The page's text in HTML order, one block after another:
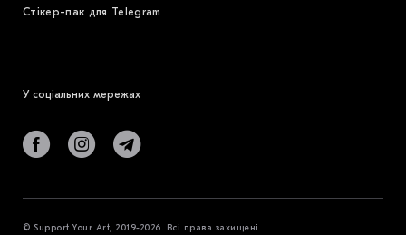
Стікер-пак для Telegram
У соціальних мережах
© Support Your Art, 2019-2026. Всі права захищені